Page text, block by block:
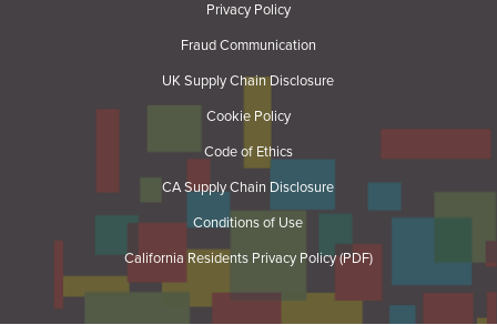
Privacy Policy
Fraud Communication
UK Supply Chain Disclosure
Cookie Policy
Code of Ethics
CA Supply Chain Disclosure
Conditions of Use
California Residents Privacy Policy (PDF)